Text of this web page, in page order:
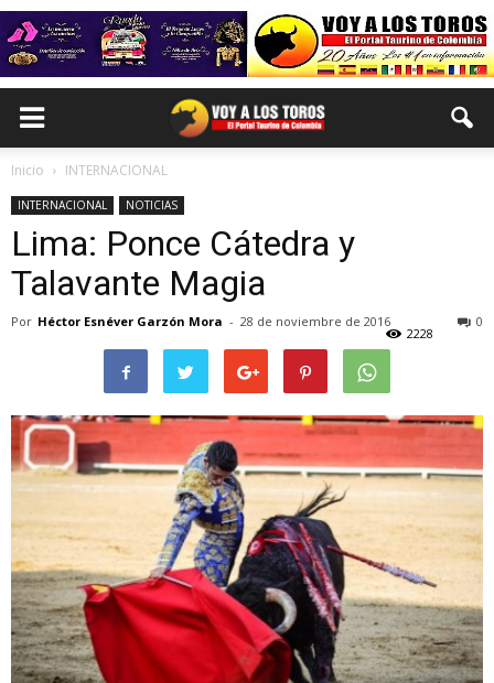
Inicio INTERNACIONAL
INTERNACIONAL NOTICIAS
Lima: Ponce Cátedra y
Talavante Magia
Por Héctor Esnéver Garzón Mora - 28 de noviembre de 2016 0
2228